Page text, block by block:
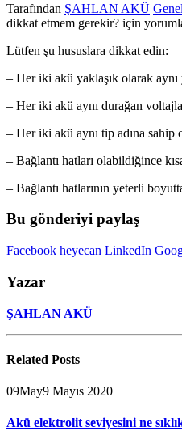
Tarafından ŞAHLAN AKÜ Genel
dikkat etmem gerekir? için
Lütfen şu hususlara dikkat edin:
– Her iki akü yaklaşık olarak aynı
– Her iki akü aynı durağan
– Her iki akü aynı tip adına sahip
– Bağlantı hatları olabildiğince
– Bağlantı hatlarının yeterli
Bu gönderiyi paylaş
Facebook heyecan LinkedIn
Yazar
ŞAHLAN AKÜ
Related Posts
09May9 Mayıs 2020
Akü elektrolit seviyesini ne